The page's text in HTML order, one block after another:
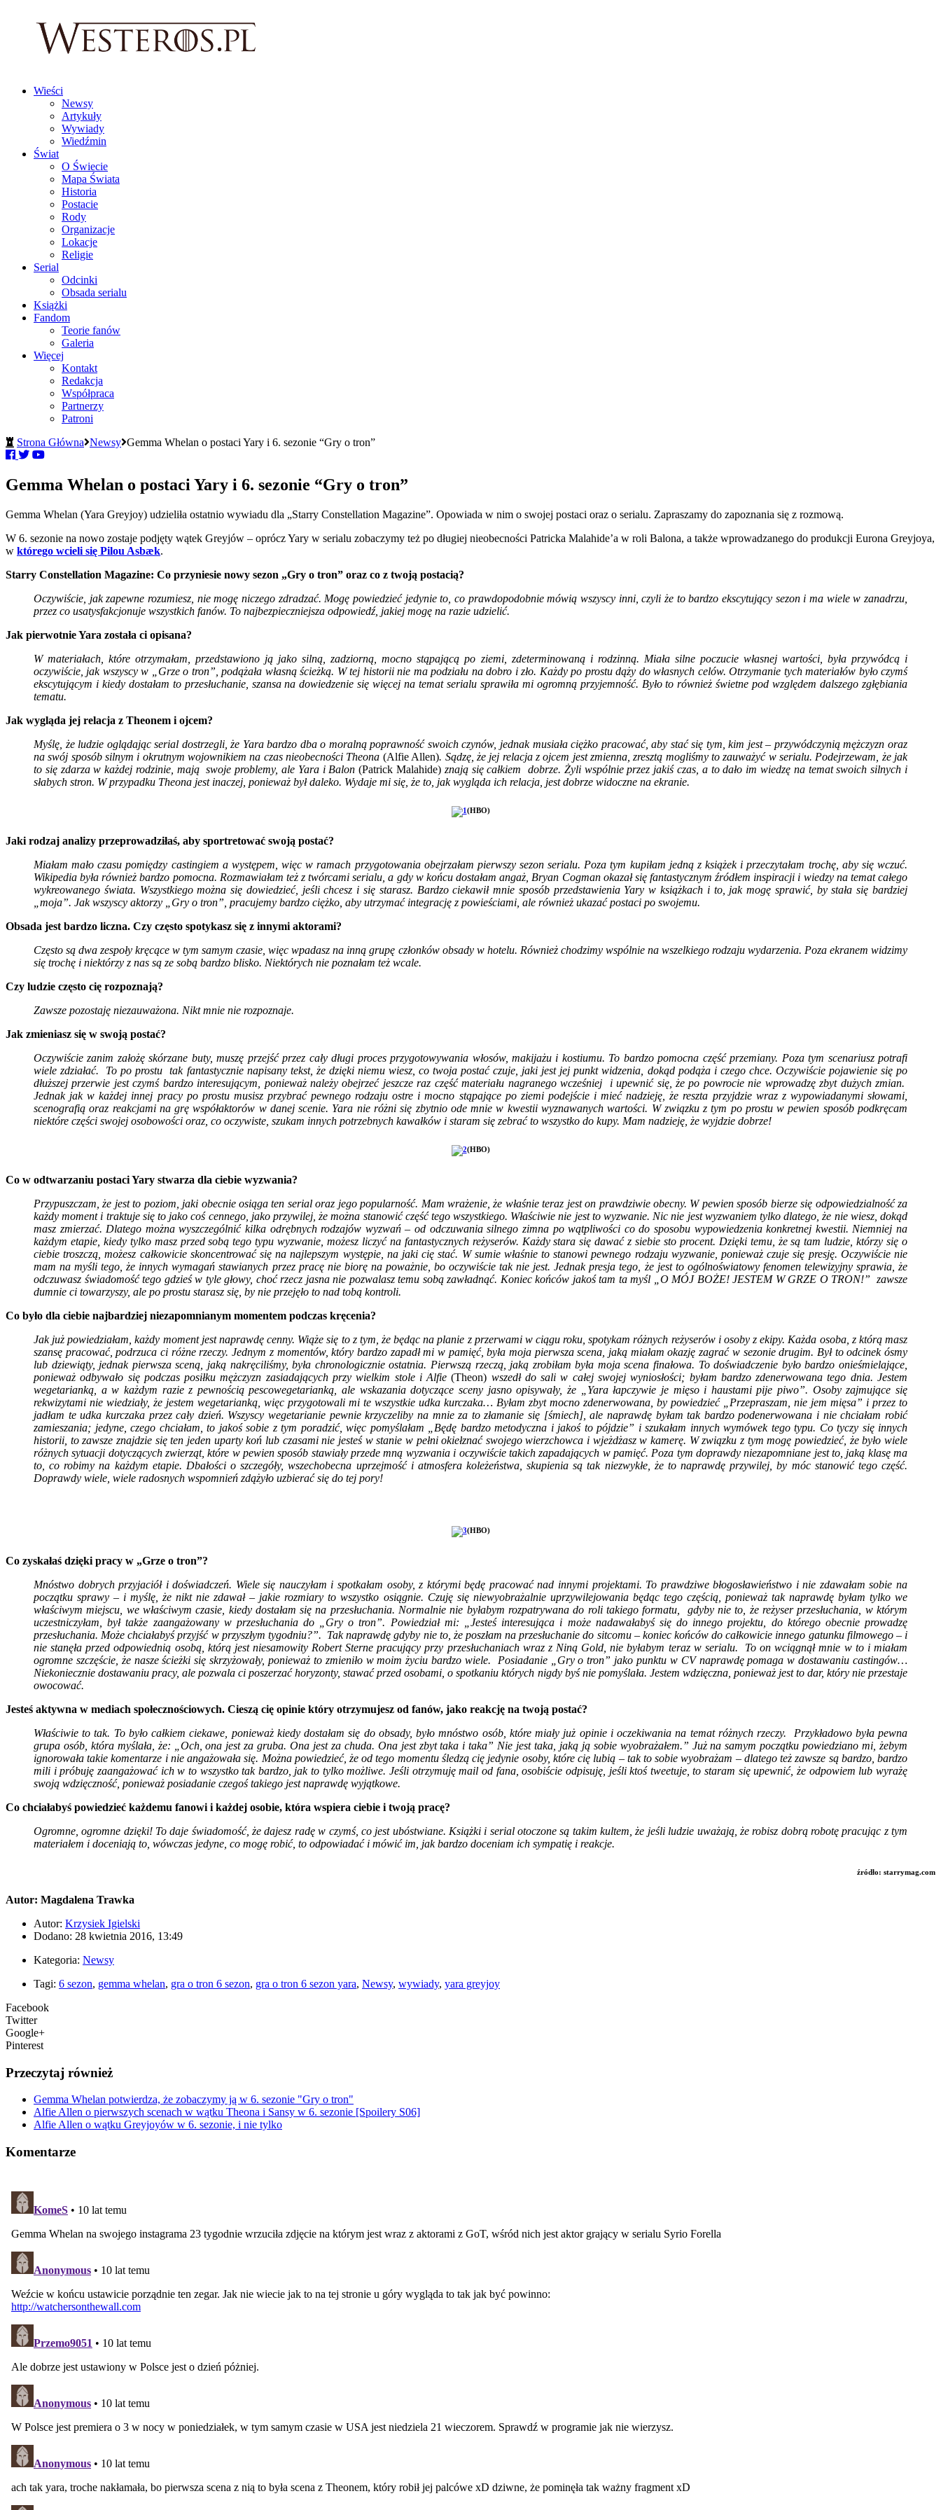
Wieści
Newsy
Artykuły
Wywiady
Wiedźmin
Świat
O Świecie
Mapa Świata
Historia
Postacie
Rody
Organizacje
Lokacje
Religie
Serial
Odcinki
Obsada serialu
Książki
Fandom
Teorie fanów
Galeria
Więcej
Kontakt
Redakcja
Współpraca
Partnerzy
Patroni
Strona Główna Newsy Gemma Whelan o postaci Yary i 6. sezonie “Gry o tron”
Gemma Whelan o postaci Yary i 6. sezonie “Gry o tron”
Gemma Whelan (Yara Greyjoy) udzieliła ostatnio wywiadu dla „Starry Constellation Magazine”. Opowiada w nim o swojej postaci oraz o serialu. Zapraszamy do zapoznania się z rozmową.
W 6. sezonie na nowo zostaje podjęty wątek Greyjów – oprócz Yary w serialu zobaczymy też po długiej nieobecności Patricka Malahide’a w roli Balona, a także wprowadzanego do produkcji Eurona Greyjoya,
w którego wcieli się Pilou Asbæk.
Starry Constellation Magazine: Co przyniesie nowy sezon „Gry o tron” oraz co z twoją postacią?
Oczywiście, jak zapewne rozumiesz, nie mogę niczego zdradzać. Mogę powiedzieć jedynie to, co prawdopodobnie mówią wszyscy inni, czyli że to bardzo ekscytujący sezon i ma wiele w zanadrzu,
przez co usatysfakcjonuje wszystkich fanów. To najbezpieczniejsza odpowiedź, jakiej mogę na razie udzielić.
Jak pierwotnie Yara została ci opisana?
W materiałach, które otrzymałam, przedstawiono ją jako silną, zadziorną, mocno stąpającą po ziemi, zdeterminowaną i rodzinną. Miała silne poczucie własnej wartości, była przywódcą i
oczywiście, jak wszyscy w „Grze o tron”, podążała własną ścieżką. W tej historii nie ma podziału na dobro i zło. Każdy po prostu dąży do własnych celów. Otrzymanie tych materiałów było czymś
ekscytującym i kiedy dostałam to przesłuchanie, szansa na dowiedzenie się więcej na temat serialu sprawiła mi ogromną przyjemność. Było to również świetne pod względem dalszego zgłębiania
tematu.
Jak wygląda jej relacja z Theonem i ojcem?
Myślę, że ludzie oglądając serial dostrzegli, że Yara bardzo dba o moralną poprawność swoich czynów, jednak musiała ciężko pracować, aby stać się tym, kim jest – przywódczynią mężczyzn oraz
na swój sposób silnym i okrutnym wojownikiem na czas nieobecności Theona (Alfie Allen). Sądzę, że jej relacja z ojcem jest zmienna, zresztą mogliśmy to zauważyć w serialu. Podejrzewam, że jak
to się zdarza w każdej rodzinie, mają swoje problemy, ale Yara i Balon(Patrick Malahide) znają się całkiem dobrze. Żyli wspólnie przez jakiś czas, a to dało im wiedzę na temat swoich silnych i
słabych stron. W przypadku Theona jest inaczej, ponieważ był daleko. Wydaje mi się, że to, jak wygląda ich relacja, jest dobrze widoczne na ekranie.
(HBO)
Jaki rodzaj analizy przeprowadziłaś, aby sportretować swoją postać?
Miałam mało czasu pomiędzy castingiem a występem, więc w ramach przygotowania obejrzałam pierwszy sezon serialu. Poza tym kupiłam jedną z książek i przeczytałam trochę, aby się wczuć.
Wikipedia była również bardzo pomocna. Rozmawiałam też z twórcami serialu, a gdy w końcu dostałam angaż, Bryan Cogman okazał się fantastycznym źródłem inspiracji i wiedzy na temat całego
wykreowanego świata. Wszystkiego można się dowiedzieć, jeśli chcesz i się starasz. Bardzo ciekawił mnie sposób przedstawienia Yary w książkach i to, jak mogę sprawić, by stała się bardziej
„moja”. Jak wszyscy aktorzy „Gry o tron”, pracujemy bardzo ciężko, aby utrzymać integrację z powieściami, ale również ukazać postaci po swojemu.
Obsada jest bardzo liczna. Czy często spotykasz się z innymi aktorami?
Często są dwa zespoły kręcące w tym samym czasie, więc wpadasz na inną grupę członków obsady w hotelu. Również chodzimy wspólnie na wszelkiego rodzaju wydarzenia. Poza ekranem widzimy
się trochę i niektórzy z nas są ze sobą bardzo blisko. Niektórych nie poznałam też wcale.
Czy ludzie często cię rozpoznają?
Zawsze pozostaję niezauważona. Nikt mnie nie rozpoznaje.
Jak zmieniasz się w swoją postać?
Oczywiście zanim założę skórzane buty, muszę przejść przez cały długi proces przygotowywania włosów, makijażu i kostiumu. To bardzo pomocna część przemiany. Poza tym scenariusz potrafi
wiele zdziałać. To po prostu tak fantastycznie napisany tekst, że dzięki niemu wiesz, co twoja postać czuje, jaki jest jej punkt widzenia, dokąd podąża i czego chce. Oczywiście pojawienie się po
dłuższej przerwie jest czymś bardzo interesującym, ponieważ należy obejrzeć jeszcze raz część materiału nagranego wcześniej i upewnić się, że po powrocie nie wprowadzę zbyt dużych zmian.
Jednak jak w każdej innej pracy po prostu musisz przybrać pewnego rodzaju ostre i mocno stąpające po ziemi podejście i mieć nadzieję, że reszta przyjdzie wraz z wypowiadanymi słowami,
scenografią oraz reakcjami na grę współaktorów w danej scenie. Yara nie różni się zbytnio ode mnie w kwestii wyznawanych wartości. W związku z tym po prostu w pewien sposób podkręcam
niektóre części swojej osobowości oraz, co oczywiste, szukam innych potrzebnych kawałków i staram się zebrać to wszystko do kupy. Mam nadzieję, że wyjdzie dobrze!
(HBO)
Co w odtwarzaniu postaci Yary stwarza dla ciebie wyzwania?
Przypuszczam, że jest to poziom, jaki obecnie osiąga ten serial oraz jego popularność. Mam wrażenie, że właśnie teraz jest on prawdziwie obecny. W pewien sposób bierze się odpowiedzialność za
każdy moment i traktuje się to jako coś cennego, jako przywilej, że można stanowić część tego wszystkiego. Właściwie nie jest to wyzwanie. Nic nie jest wyzwaniem tylko dlatego, że nie wiesz, dokąd
masz zmierzać. Dlatego można wyszczególnić kilka odrębnych rodzajów wyzwań – od odczuwania silnego zimna po wątpliwości co do sposobu wypowiedzenia konkretnej kwestii. Niemniej na
każdym etapie, kiedy tylko masz przed sobą tego typu wyzwanie, możesz liczyć na fantastycznych reżyserów. Każdy stara się dawać z siebie sto procent. Dzięki temu, że są tam ludzie, którzy się o
ciebie troszczą, możesz całkowicie skoncentrować się na najlepszym występie, na jaki cię stać. W sumie właśnie to stanowi pewnego rodzaju wyzwanie, ponieważ czuje się presję. Oczywiście nie
mam na myśli tego, że innych wymagań stawianych przez pracę nie biorę na poważnie, bo oczywiście tak nie jest. Jednak presja tego, że jest to ogólnoświatowy fenomen telewizyjny sprawia, że
odczuwasz świadomość tego gdzieś w tyle głowy, choć rzecz jasna nie pozwalasz temu sobą zawładnąć. Koniec końców jakoś tam ta myśl „O MÓJ BOŻE! JESTEM W GRZE O TRON!” zawsze
dumnie ci towarzyszy, ale po prostu starasz się, by nie przejęło to nad tobą kontroli.
Co było dla ciebie najbardziej niezapomnianym momentem podczas kręcenia?
Jak już powiedziałam, każdy moment jest naprawdę cenny. Wiąże się to z tym, że będąc na planie z przerwami w ciągu roku, spotykam różnych reżyserów i osoby z ekipy. Każda osoba, z którą masz
szansę pracować, podrzuca ci różne rzeczy. Jednym z momentów, który bardzo zapadł mi w pamięć, była moja pierwsza scena, jaką miałam okazję zagrać w sezonie drugim. Był to odcinek ósmy
lub dziewiąty, jednak pierwsza sceną, jaką nakręciliśmy, była chronologicznie ostatnia. Pierwszą rzeczą, jaką zrobiłam była moja scena finałowa. To doświadczenie było bardzo onieśmielające,
ponieważ odbywało się podczas posiłku mężczyzn zasiadających przy wielkim stole i Alfie(Theon) wszedł do sali w całej swojej wyniosłości; byłam bardzo zdenerwowana tego dnia. Jestem
wegetarianką, a w każdym razie z pewnością pescowegetarianką, ale wskazania dotyczące sceny jasno opisywały, że „Yara łapczywie je mięso i haustami pije piwo”. Osoby zajmujące się
rekwizytami nie wiedziały, że jestem wegetarianką, więc przygotowali mi te wszystkie udka kurczaka… Byłam zbyt mocno zdenerwowana, by powiedzieć „Przepraszam, nie jem mięsa” i przez to
jadłam te udka kurczaka przez cały dzień. Wszyscy wegetarianie pewnie krzyczeliby na mnie za to złamanie się [śmiech], ale naprawdę byłam tak bardzo podenerwowana i nie chciałam robić
zamieszania; jedyne, czego chciałam, to jakoś sobie z tym poradzić, więc pomyślałam „Będę bardzo metodyczna i jakoś to pójdzie” i szukałam innych wymówek tego typu. Co tyczy się innych
historii, to zawsze znajdzie się ten jeden uparty koń lub czasami nie jesteś w stanie w pełni okiełznać swojego wierzchowca i wjeżdżasz w kamerę. W związku z tym mogę powiedzieć, że było wiele
różnych sytuacji dotyczących zwierząt, które w pewien sposób stawiały przede mną wyzwania i oczywiście takich zapadających w pamięć. Poza tym doprawdy niezapomniane jest to, jaką klasę ma
to, co robimy na każdym etapie. Dbałości o szczegóły, wszechobecna uprzejmość i atmosfera koleżeństwa, skupienia są tak niezwykłe, że to naprawdę przywilej, by móc stanowić tego część.
Doprawdy wiele, wiele radosnych wspomnień zdążyło uzbierać się do tej pory!
(HBO)
Co zyskałaś dzięki pracy w „Grze o tron”?
Mnóstwo dobrych przyjaciół i doświadczeń. Wiele się nauczyłam i spotkałam osoby, z którymi będę pracować nad innymi projektami. To prawdziwe błogosławieństwo i nie zdawałam sobie na
początku sprawy – i myślę, że nikt nie zdawał – jakie rozmiary to wszystko osiągnie. Czuję się niewyobrażalnie uprzywilejowania będąc tego częścią, ponieważ tak naprawdę byłam tylko we
właściwym miejscu, we właściwym czasie, kiedy dostałam się na przesłuchania. Normalnie nie byłabym rozpatrywana do roli takiego formatu, gdyby nie to, że reżyser przesłuchania, w którym
uczestniczyłam, był także zaangażowany w przesłuchania do „Gry o tron”. Powiedział mi: „Jesteś interesująca i może nadawałabyś się do innego projektu, do którego obecnie prowadzę
przesłuchania. Może chciałabyś przyjść w przyszłym tygodniu?”. Tak naprawdę gdyby nie to, że poszłam na przesłuchanie do sitcomu – koniec końców do całkowicie innego gatunku filmowego – i
nie stanęła przed odpowiednią osobą, którą jest niesamowity Robert Sterne pracujący przy przesłuchaniach wraz z Niną Gold, nie byłabym teraz w serialu. To on wciągnął mnie w to i miałam
ogromne szczęście, że nasze ścieżki się skrzyżowały, ponieważ to zmieniło w moim życiu bardzo wiele. Posiadanie „Gry o tron” jako punktu w CV naprawdę pomaga w dostawaniu castingów…
Niekoniecznie dostawaniu pracy, ale pozwala ci poszerzać horyzonty, stawać przed osobami, o spotkaniu których nigdy byś nie pomyślała. Jestem wdzięczna, ponieważ jest to dar, który nie przestaje
owocować.
Jesteś aktywna w mediach społecznościowych. Cieszą cię opinie który otrzymujesz od fanów, jako reakcję na twoją postać?
Właściwie to tak. To było całkiem ciekawe, ponieważ kiedy dostałam się do obsady, było mnóstwo osób, które miały już opinie i oczekiwania na temat różnych rzeczy. Przykładowo była pewna
grupa osób, która myślała, że: „Och, ona jest za gruba. Ona jest za chuda. Ona jest zbyt taka i taka” Nie jest taka, jaką ją sobie wyobrażałem.” Już na samym początku powiedziano mi, żebym
ignorowała takie komentarze i nie angażowała się. Można powiedzieć, że od tego momentu śledzą cię jedynie osoby, które cię lubią – tak to sobie wyobrażam – dlatego też zawsze są bardzo, bardzo
mili i próbuję zaangażować ich w to wszystko tak bardzo, jak to tylko możliwe. Jeśli otrzymuję mail od fana, osobiście odpisuję, jeśli ktoś tweetuje, to staram się upewnić, że odpowiem lub wyrażę
swoją wdzięczność, ponieważ posiadanie czegoś takiego jest naprawdę wyjątkowe.
Co chciałabyś powiedzieć każdemu fanowi i każdej osobie, która wspiera ciebie i twoją pracę?
Ogromne, ogromne dzięki! To daje świadomość, że dajesz radę w czymś, co jest ubóstwiane. Książki i serial otoczone są takim kultem, że jeśli ludzie uważają, że robisz dobrą robotę pracując z tym
materiałem i doceniają to, wówczas jedyne, co mogę robić, to odpowiadać i mówić im, jak bardzo doceniam ich sympatię i reakcje.
źródło: starrymag.com
Autor: Magdalena Trawka
Autor: Krzysiek Igielski
Dodano: 28 kwietnia 2016, 13:49
Kategoria: Newsy
Tagi: 6 sezon, gemma whelan, gra o tron 6 sezon, gra o tron 6 sezon yara, Newsy, wywiady, yara greyjoy
Facebook
Twitter
Google+
Pinterest
Przeczytaj również
Gemma Whelan potwierdza, że zobaczymy ją w 6. sezonie "Gry o tron"
Alfie Allen o pierwszych scenach w wątku Theona i Sansy w 6. sezonie [Spoilery S06]
Alfie Allen o wątku Greyjoyów w 6. sezonie, i nie tylko
Komentarze